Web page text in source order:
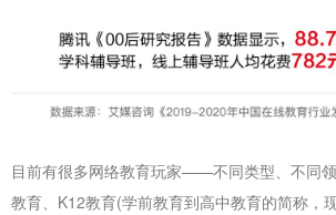
目前有很多网络教育玩家——不同类型、不同
教育、K12教育(学前教育到高中教育的简称，